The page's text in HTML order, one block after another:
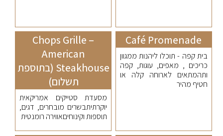
Café Promenade
בית קפה - תוכלו ליהנות ממגוון
כריכים , מאפים, עוגות, קפה
ותהמתאים לארוחה קלה או
חטיף מהיר
Chops Grille –
American
Steakhouse (בתוספת
תשלום)
מסעדת סטייקים אמריקאית
יוקרתיתבשרים מובחרים, דגים,
תוספות וקינוחיםאווירה רומנטית